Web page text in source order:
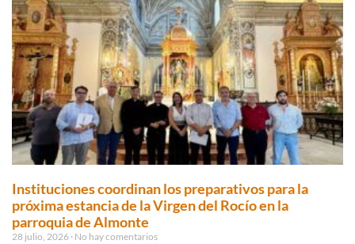
Instituciones coordinan los preparativos para la
próxima estancia de la Virgen del Rocío en la
parroquia de Almonte
28 julio, 2026 No hay comentarios